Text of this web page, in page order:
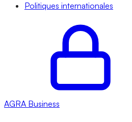
Politiques internationales
AGRA Business